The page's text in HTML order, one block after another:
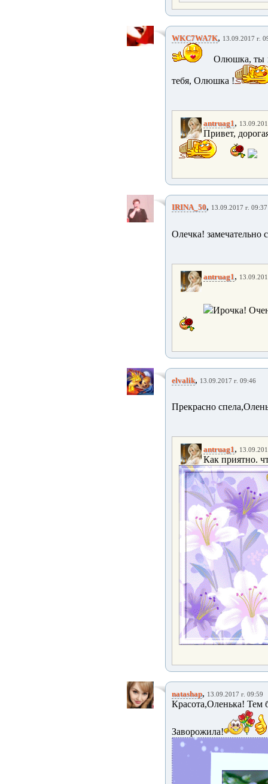
WKC7WA7K, 13.09.2017 г.
Олюшка, ты
тебя, Олюшка !
antruag1,
Привет,
IRINA_50, 13.09.2017 г. 09:37
Олечка! замечательно
antruag1,
Ирочка!
elvalik, 13.09.2017 г. 09:46
Прекрасно
antruag1,
Как приятно.
natashap, 13.09.2017 г. 09:59
Красота,Оленька! Тем
Заворожила!